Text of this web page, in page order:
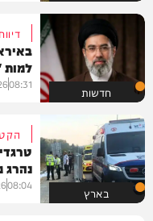
חדשות
למות
08:31
בארץ
נהרג
08:04